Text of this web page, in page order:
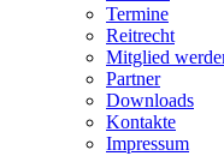
Termine
Reitrecht
Mitglied
Partner
Downloads
Kontakte
Impressum